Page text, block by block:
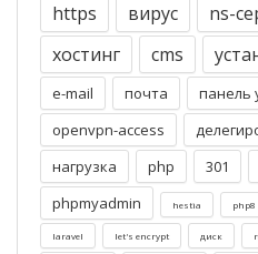
https
вирус ns-
хостинг
cms
e-mail почта панель
openvpn-access
нагрузка
php 301
phpmyadmin
hestia php8
laravel let's encrypt диск